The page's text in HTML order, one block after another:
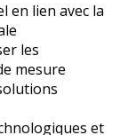
en lien avec la
les
mesure
et